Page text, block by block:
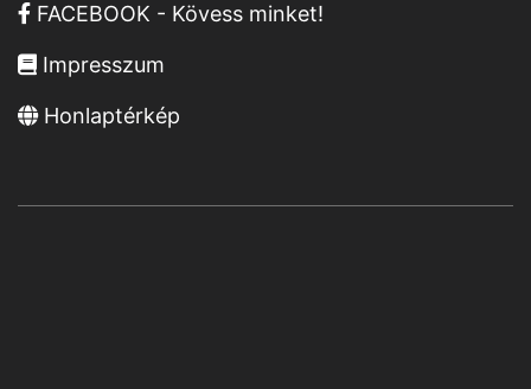
FACEBOOK - Kövess minket!
Impresszum
Honlaptérkép